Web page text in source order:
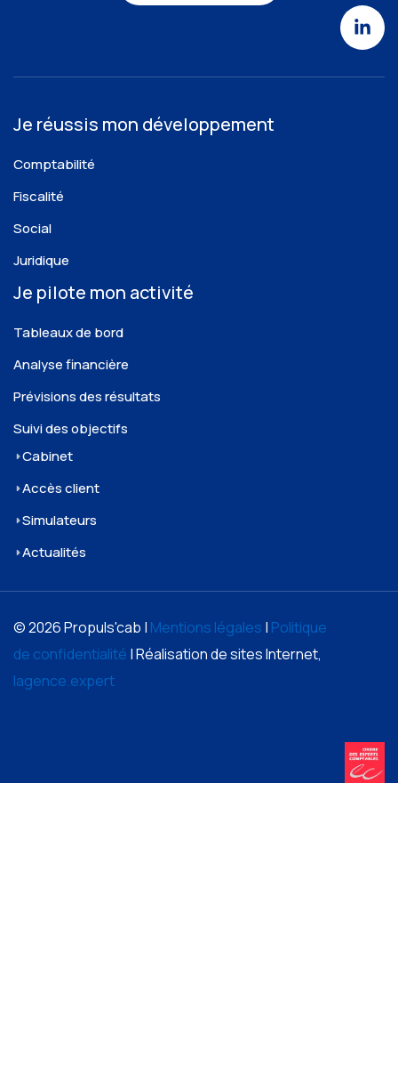
Je réussis mon développement
Comptabilité
Fiscalité
Social
Juridique
Je pilote mon activité
Tableaux de bord
Analyse financière
Prévisions des résultats
Suivi des objectifs
Cabinet
Accès client
Simulateurs
Actualités
© 2026 Propuls'cab | Mentions légales | Politique
de confidentialité | Réalisation de sites Internet,
lagence.expert